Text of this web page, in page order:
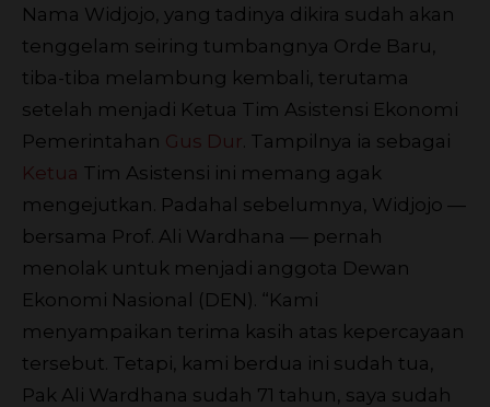
Nama Widjojo, yang tadinya dikira sudah akan
tenggelam seiring tumbangnya Orde Baru,
tiba-tiba melambung kembali, terutama
setelah menjadi Ketua Tim Asistensi Ekonomi
Pemerintahan Gus Dur . Tampilnya ia sebagai
Ketua Tim Asistensi ini memang agak
mengejutkan. Padahal sebelumnya, Widjojo —
bersama Prof. Ali Wardhana — pernah
menolak untuk menjadi anggota Dewan
Ekonomi Nasional (DEN). “Kami
menyampaikan terima kasih atas kepercayaan
tersebut. Tetapi, kami berdua ini sudah tua,
Pak Ali Wardhana sudah 71 tahun, saya sudah